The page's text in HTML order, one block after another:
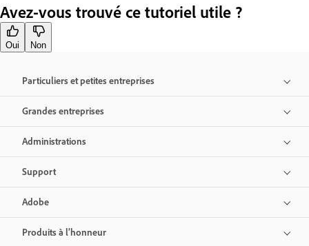
Avez-vous trouvé ce tutoriel utile ?
Oui Non
Particuliers et petites entreprises
Grandes entreprises
Administrations
Support
Adobe
Produits à l’honneur